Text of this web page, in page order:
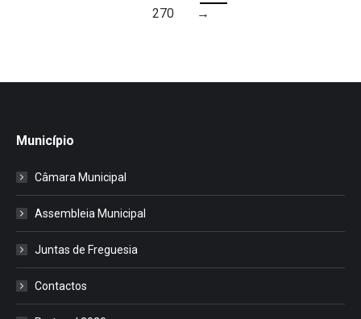
270
→
Município
Câmara Municipal
Assembleia Municipal
Juntas de Freguesia
Contactos